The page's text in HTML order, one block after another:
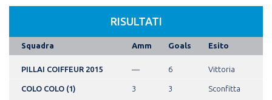
RISULTATI
Squadra Amm Goals Esito
PILLAI COIFFEUR 2015 — 6 Vittoria
COLO COLO (1) 3 3 Sconfitta